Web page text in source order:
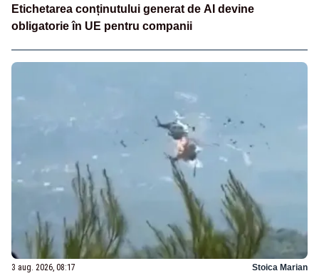
Etichetarea conținutului generat de AI devine
obligatorie în UE pentru companii
3 aug. 2026, 08:17 Stoica Marian